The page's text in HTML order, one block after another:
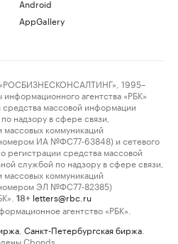
Android
AppGallery
1995–
агентства «РБК»
средства массовой информации
надзору в сфере связи,
коммуникаций
ИА №ФС77-63848) и сетевого
регистрации средства массовой
службой по надзору в сфере связи,
коммуникаций
ЭЛ №ФС77-82385)
18+ letters@rbc.ru
агентство «РБК».
Санкт-Петербургская биржа
Cbonds.